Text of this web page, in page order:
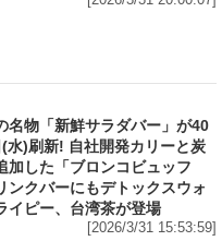
名物「新鮮サラダバー」が40
水)刷新! 自社開発カリーと炭
加した「ブロンコビュッフ
ンクバーにもデトックスウォ
イピー、台湾茶が登場
[2026/3/31 15:53:59]